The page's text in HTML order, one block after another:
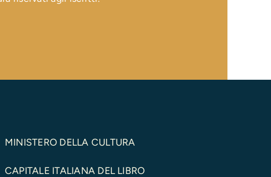
MINISTERO DELLA CULTURA
CAPITALE ITALIANA DEL LIBRO